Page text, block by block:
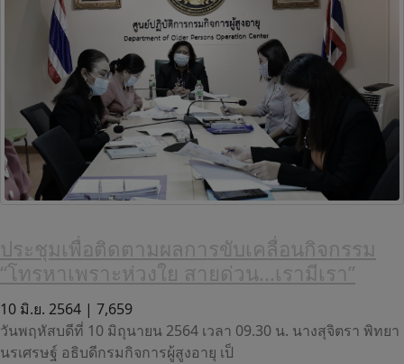
ประชุมเพื่อติดตามผลการขับเคลื่อนกิจกรรม
“โทรหาเพราะห่วงใย สายด่วน...เรามีเรา”
10 มิ.ย. 2564 | 7,659
วันพฤหัสบดีที่ 10 มิถุนายน 2564 เวลา 09.30 น. นางสุจิตรา พิทยา
นรเศรษฐ์ อธิบดีกรมกิจการผู้สูงอายุ เป็